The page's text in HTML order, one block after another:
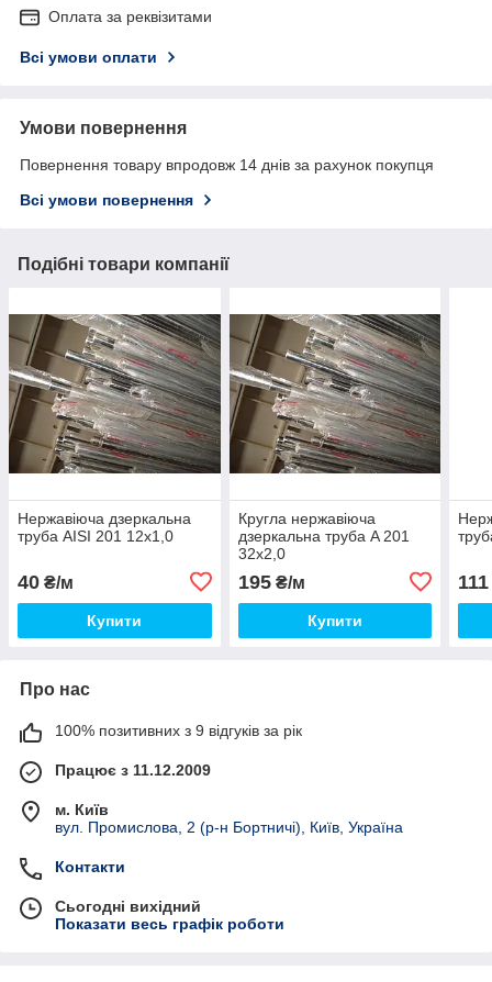
Оплата за реквізитами
Всі умови оплати
Умови повернення
Повернення товару впродовж 14 днів за рахунок покупця
Всі умови повернення
Подібні товари компанії
Нержавіюча дзеркальна
труба AISI 201 12х1,0
40 ₴/м
Купити
Кругла нержавіюча
дзеркальна труба A 201
32х2,0
195₴/м
Купити
111
Про нас
100% позитивних з 9 відгуків за рік
Працює з 11.12.2009
м. Київ
вул. Промислова, 2 (р-н Бортничі), Київ, Україна
Контакти
Сьогодні вихідний
Показати весь графік роботи